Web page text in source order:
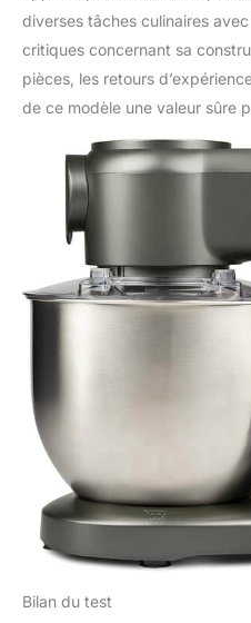
diverses tâches culinaires
critiques concernant sa
pièces, les retours
de ce modèle une valeur sûre
Bilan du test